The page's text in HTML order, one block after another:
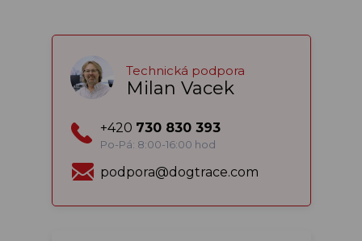
Technická podpora
Milan Vacek
+420 730 830 393
Po-Pá: 8:00-16:00 hod
podpora@dogtrace.com